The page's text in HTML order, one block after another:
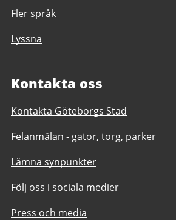
Fler språk
Lyssna
Kontakta oss
Kontakta Göteborgs Stad
Felanmälan - gator, torg, parker
Lämna synpunkter
Följ oss i sociala medier
Press och media